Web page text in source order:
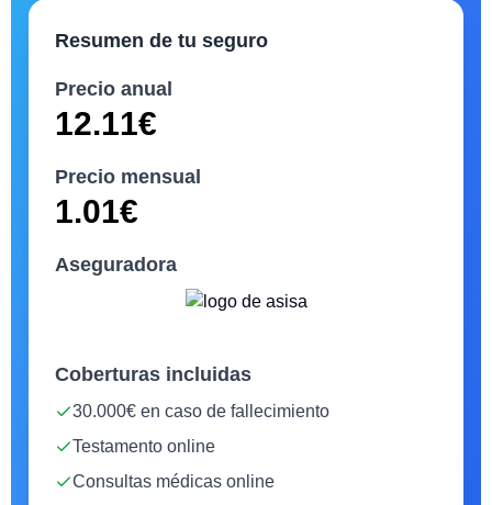
Resumen de tu seguro
Precio anual
12.11€
Precio mensual
1.01€
Aseguradora
Coberturas incluidas
30.000€ en caso de fallecimiento
Testamento online
Consultas médicas online